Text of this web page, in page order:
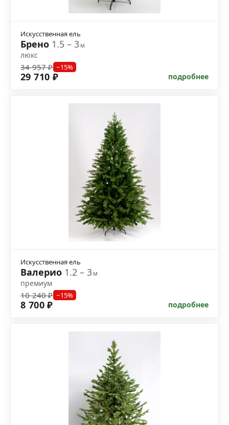
Искусственная ель
Брено 1.5 – 3м
люкс
34 957 ₽ −15%
29 710 ₽ подробнее
Искусственная ель
Валерио 1.2 – 3м
премиум
10 240 ₽ −15%
8 700 ₽ подробнее